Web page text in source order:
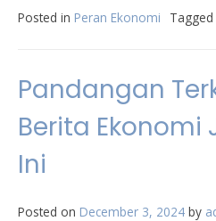
Posted in Peran Ekonomi Tagged
Pandangan
Berita Ekonomi
Ini
Posted on December 3, 2024 by